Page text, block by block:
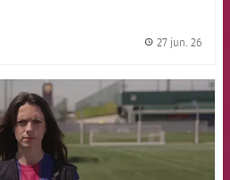
27 jun. 26
FCB Barcelona badge